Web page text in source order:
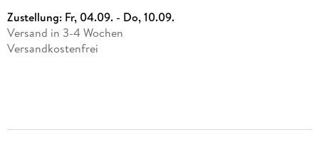
Zustellung: Fr, 04.09. - Do, 10.09.
Versand in 3-4 Wochen
Versandkostenfrei